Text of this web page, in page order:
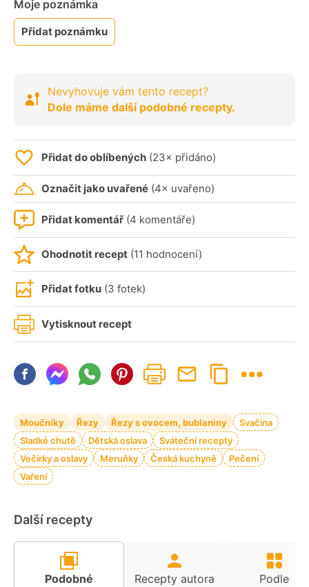
Moje poznámka
Přidat poznámku
Nevyhovuje vám tento recept?
Dole máme další podobné recepty.
Přidat do oblíbených (23× přidáno)
Označit jako uvařené (4× uvařeno)
Přidat komentář (4 komentáře)
Ohodnotit recept (11 hodnocení)
Přidat fotku (3 fotek)
Vytisknout recept
Moučníky Řezy Řezy s ovocem, bublaniny
Svačina
Sladké chutě
Dětská oslava
Sváteční recepty
Večírky a oslavy
Meruňky Česká kuchyně
Pečení
Vaření
Další recepty
Podobné
Recepty autora
Podle